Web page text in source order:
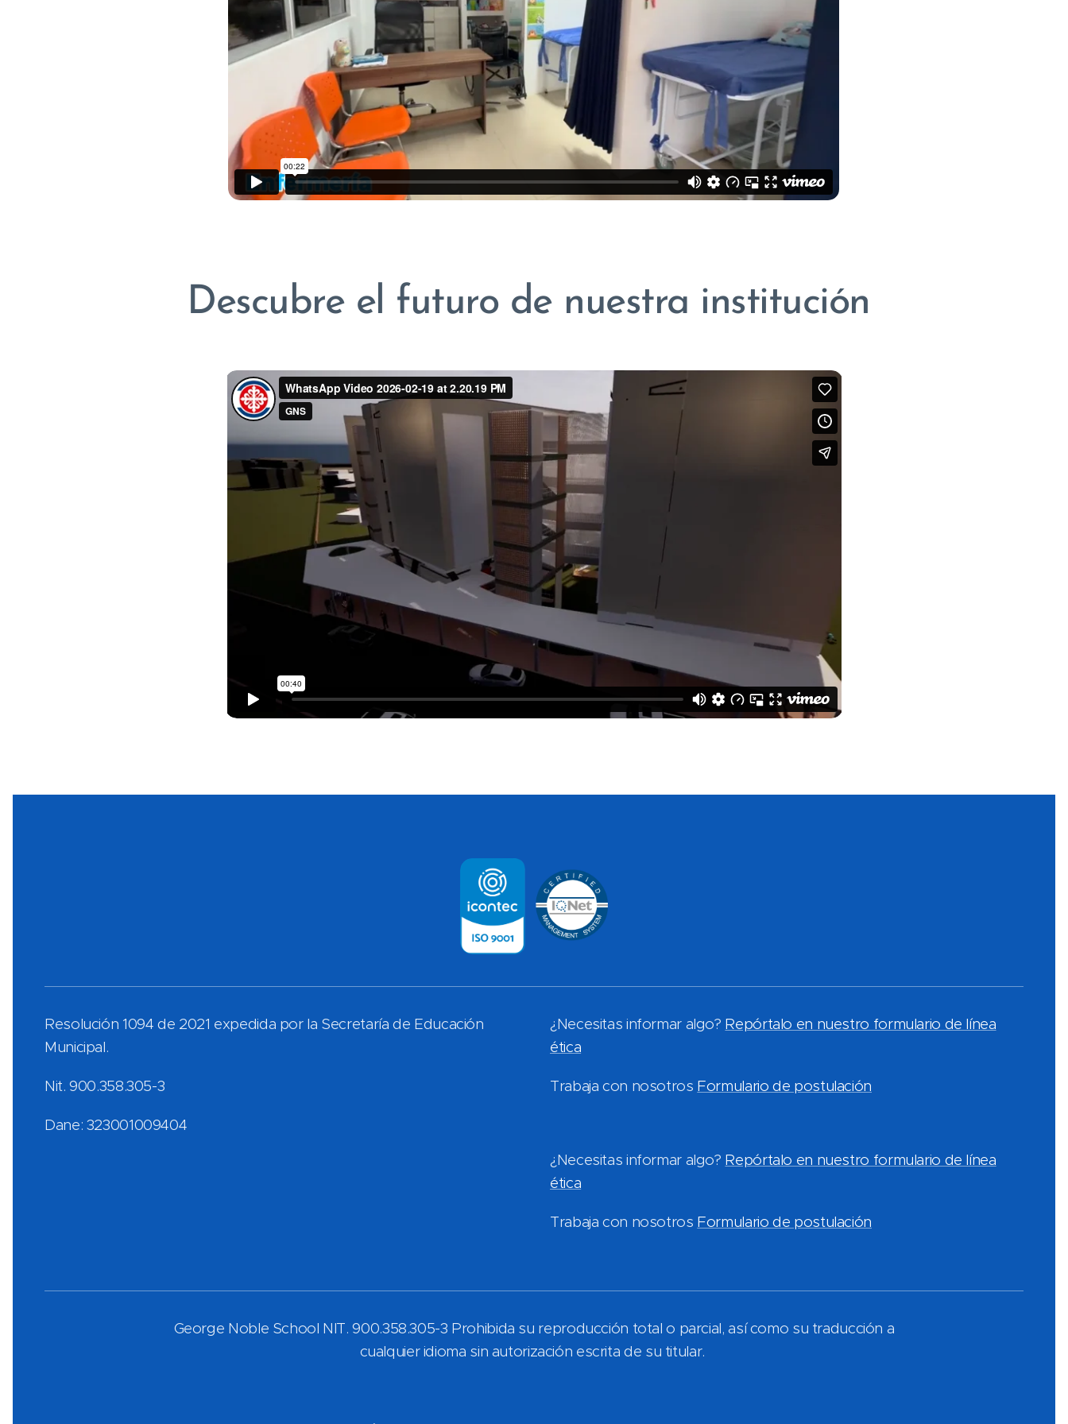
Descubre el futuro de nuestra institución
Resolución 1094 de 2021 expedida por la Secretaría de Educación
Municipal.
Nit. 900.358.305-3
Dane: 323001009404
¿Necesitas informar algo? Repórtalo en nuestro formulario de línea
ética
Trabaja con nosotros Formulario de postulación
¿Necesitas informar algo? Repórtalo en nuestro formulario de línea
ética
Trabaja con nosotros Formulario de postulación
George Noble School NIT. 900.358.305-3 Prohibida su reproducción total o parcial, así como su traducción a
cualquier idioma sin autorización escrita de su titular.